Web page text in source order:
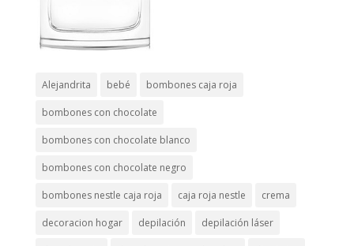
Alejandrita bebé bombones caja roja
bombones con chocolate
bombones con chocolate blanco
bombones con chocolate negro
bombones nestle caja roja caja roja nestle crema
decoracion hogar depilación depilación láser